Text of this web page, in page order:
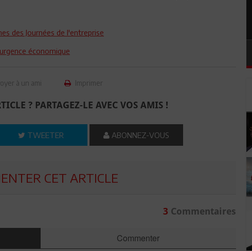
des Journées de l'entreprise
économique
à un ami Imprimer
? PARTAGEZ-LE AVEC VOS AMIS !
TWEETER ABONNEZ-VOUS
CET ARTICLE
3 Commentaires
Commenter